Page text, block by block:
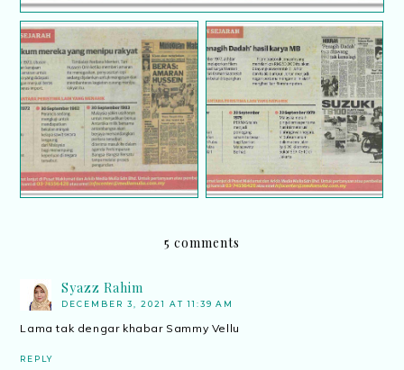
Hari ini dalam sejarah Hari ini dalam sejarah
5 comments
Syazz Rahim
DECEMBER 3, 2021 AT 11:39 AM
Lama tak dengar khabar Sammy Vellu
REPLY